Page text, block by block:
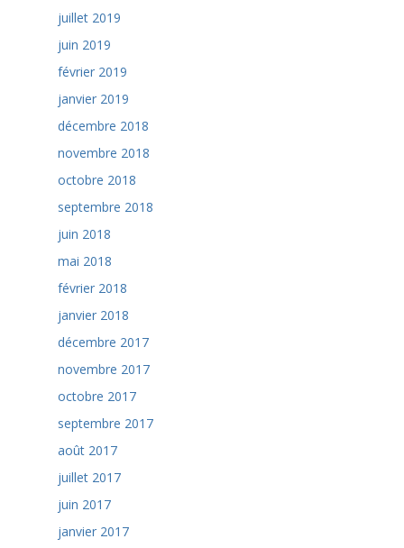
juillet 2019
juin 2019
février 2019
janvier 2019
décembre 2018
novembre 2018
octobre 2018
septembre 2018
juin 2018
mai 2018
février 2018
janvier 2018
décembre 2017
novembre 2017
octobre 2017
septembre 2017
août 2017
juillet 2017
juin 2017
janvier 2017